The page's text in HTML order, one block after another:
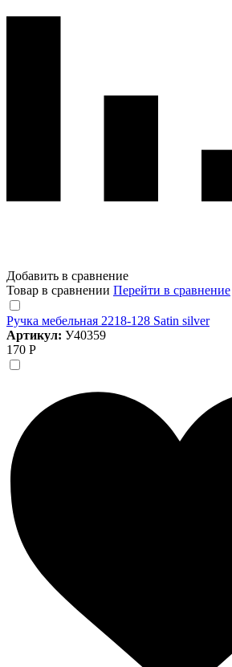
Добавить в сравнение
Товар в сравнении Перейти в сравнение
Ручка мебельная 2218-128 Satin silver
Артикул: У40359
170 Р